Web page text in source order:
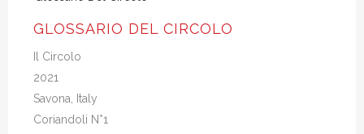
GLOSSARIO DEL CIRCOLO
Il Circolo
2021
Savona, Italy
Coriandoli N*1